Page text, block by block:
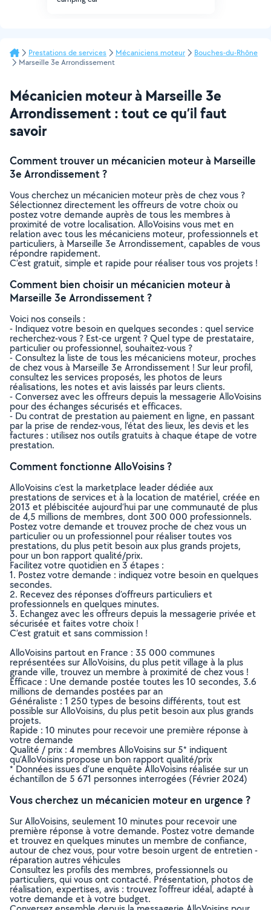
Prestations de services Mécaniciens moteur
Bouches-du-Rhône
Marseille 3e Arrondissement
Mécanicien moteur à Marseille 3e
Arrondissement : tout ce qu’il faut
savoir
Comment trouver un mécanicien moteur à Marseille
3e Arrondissement ?
Vous cherchez un mécanicien moteur près de chez vous ?
Sélectionnez directement les offreurs de votre choix ou
postez votre demande auprès de tous les membres à
proximité de votre localisation. AlloVoisins vous met en
relation avec tous les mécaniciens moteur, professionnels et
particuliers, à Marseille 3e Arrondissement, capables de vous
répondre rapidement.
C’est gratuit, simple et rapide pour réaliser tous vos projets !
Comment bien choisir un mécanicien moteur à
Marseille 3e Arrondissement ?
Voici nos conseils :
- Indiquez votre besoin en quelques secondes : quel service
recherchez-vous ? Est-ce urgent ? Quel type de prestataire,
particulier ou professionnel, souhaitez-vous ?
- Consultez la liste de tous les mécaniciens moteur, proches
de chez vous à Marseille 3e Arrondissement ! Sur leur profil,
consultez les services proposés, les photos de leurs
réalisations, les notes et avis laissés par leurs clients.
- Conversez avec les offreurs depuis la messagerie AlloVoisins
pour des échanges sécurisés et efficaces.
- Du contrat de prestation au paiement en ligne, en passant
par la prise de rendez-vous, l’état des lieux, les devis et les
factures : utilisez nos outils gratuits à chaque étape de votre
prestation.
Comment fonctionne AlloVoisins ?
AlloVoisins c’est la marketplace leader dédiée aux
prestations de services et à la location de matériel, créée en
2013 et plébiscitée aujourd’hui par une communauté de plus
de 4,5 millions de membres, dont 300 000 professionnels.
Postez votre demande et trouvez proche de chez vous un
particulier ou un professionnel pour réaliser toutes vos
prestations, du plus petit besoin aux plus grands projets,
pour un bon rapport qualité/prix.
Facilitez votre quotidien en 3 étapes :
1. Postez votre demande : indiquez votre besoin en quelques
secondes.
2. Recevez des réponses d’offreurs particuliers et
professionnels en quelques minutes.
3. Echangez avec les offreurs depuis la messagerie privée et
sécurisée et faites votre choix !
C’est gratuit et sans commission !
AlloVoisins partout en France : 35 000 communes
représentées sur AlloVoisins, du plus petit village à la plus
grande ville, trouvez un membre à proximité de chez vous !
Efficace : Une demande postée toutes les 10 secondes, 3.6
millions de demandes postées par an
Généraliste : 1 250 types de besoins différents, tout est
possible sur AlloVoisins, du plus petit besoin aux plus grands
projets.
Rapide : 10 minutes pour recevoir une première réponse à
votre demande
Qualité / prix : 4 membres AlloVoisins sur 5* indiquent
qu’AlloVoisins propose un bon rapport qualité/prix
* Données issues d’une enquête AlloVoisins réalisée sur un
échantillon de 5 671 personnes interrogées (Février 2024)
Vous cherchez un mécanicien moteur en urgence ?
Sur AlloVoisins, seulement 10 minutes pour recevoir une
première réponse à votre demande. Postez votre demande
et trouvez en quelques minutes un membre de confiance,
autour de chez vous, pour votre besoin urgent de entretien -
réparation autres véhicules
Consultez les profils des membres, professionnels ou
particuliers, qui vous ont contacté. Présentation, photos de
réalisation, expertises, avis : trouvez l'offreur idéal, adapté à
votre demande et à votre budget.